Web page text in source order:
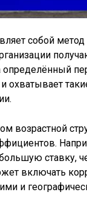
собой
охватывает
возрастной
ставку,
включать
и